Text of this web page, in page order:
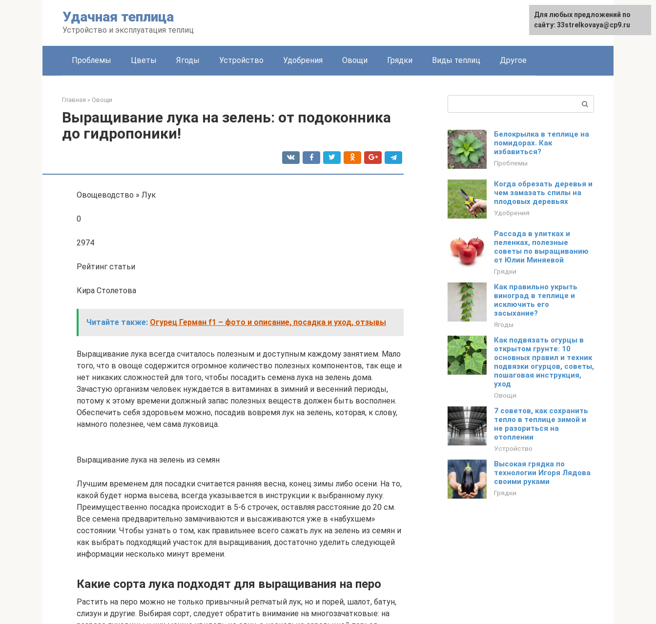
Удачная теплица
Устройство и эксплуатация теплиц
Проблемы Цветы Ягоды Устройство Удобрения Овощи Грядки Виды теплиц Другое
Главная » Овощи
Выращивание лука на зелень: от подоконника
до гидропоники!
Овощеводство » Лук
0
2974
Рейтинг статьи
Кира Столетова
Читайте также: Огурец Герман f1 – фото и описание, посадка и уход, отзывы
Выращивание лука всегда считалось полезным и доступным каждому занятием. Мало
того, что в овоще содержится огромное количество полезных компонентов, так еще и
нет никаких сложностей для того, чтобы посадить семена лука на зелень дома.
Зачастую организм человек нуждается в витаминах в зимний и весенний периоды,
потому к этому времени должный запас полезных веществ должен быть восполнен.
Обеспечить себя здоровьем можно, посадив вовремя лук на зелень, которая, к слову,
намного полезнее, чем сама луковица.
Выращивание лука на зелень из семян
Лучшим временем для посадки считается ранняя весна, конец зимы либо осени. На то,
какой будет норма высева, всегда указывается в инструкции к выбранному луку.
Преимущественно посадка происходит в 5-6 строчек, оставляя расстояние до 20 см.
Все семена предварительно замачиваются и высаживаются уже в «набухшем»
состоянии. Чтобы узнать о том, как правильнее всего сажать лук на зелень из семян и
как выбрать подходящий участок для выращивания, достаточно уделить следующей
информации несколько минут времени.
Какие сорта лука подходят для выращивания на перо
Растить на перо можно не только привычный репчатый лук, но и порей, шалот, батун,
слизун и другие. Выбирая сорт, следует обратить внимание на многозачатковые: на
Белокрылка в теплице на
помидорах. Как
избавиться?
Проблемы
Когда обрезать деревья и
чем замазать спилы на
плодовых деревьях
Удобрения
Рассада в улитках и
пеленках, полезные
советы по выращиванию
от Юлии Миняевой
Грядки
Как правильно укрыть
виноград в теплице и
исключить его
засыхание?
Ягоды
Как подвязать огурцы в
открытом грунте: 10
основных правил и техник
подвязки огурцов, советы,
пошаговая инструкция,
уход
Овощи
7 советов, как сохранить
тепло в теплице зимой и
не разориться на
отоплении
Устройство
Высокая грядка по
технологии Игоря Лядова
своими руками
Грядки
Для любых предложений по
сайту: 33strelkovaya@cp9.ru